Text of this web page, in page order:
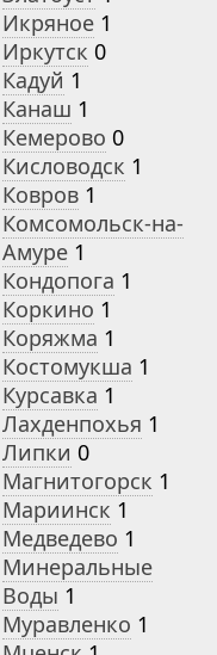
Икряное 1
Иркутск 0
Кадуй 1
Канаш 1
Кемерово 0
Кисловодск 1
Ковров 1
Комсомольск-на-
Амуре 1
Кондопога 1
Коркино 1
Коряжма 1
Костомукша 1
Курсавка 1
Лахденпохья 1
Липки 0
Магнитогорск 1
Мариинск 1
Медведево 1
Минеральные
Воды 1
Муравленко 1